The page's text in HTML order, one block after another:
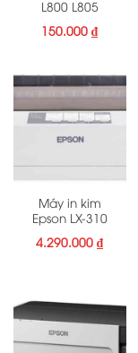
L800 L805
150.000₫
Máy in kim
Epson LX-310
4.290.000₫